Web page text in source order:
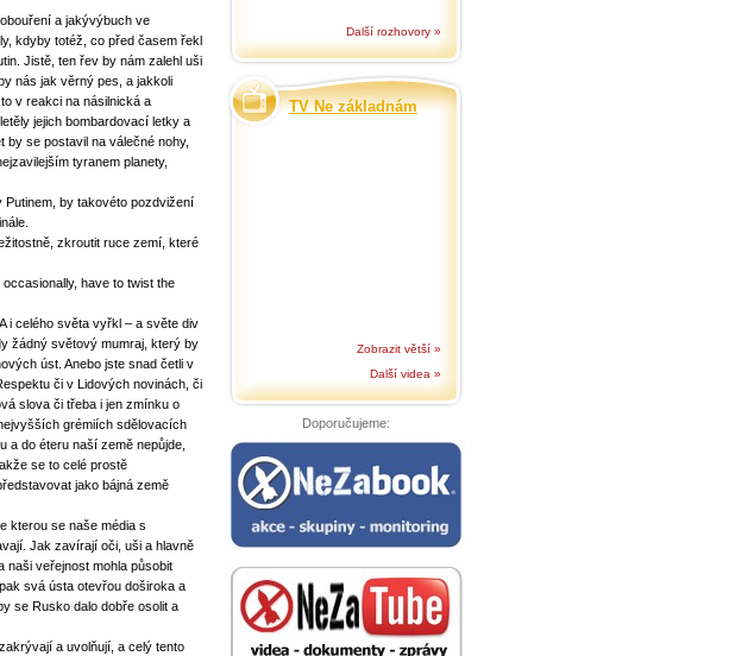
a jakývýbuch ve
kdyby totéž, co před časem řekl
Jistě, ten řev by nám zalehl uši
nás jak věrný pes, a jakkoli
v reakci na násilnická a
jejich bombardovací letky a
se postavil na válečné nohy,
tyranem planety,
by takovéto pozdvižení
zkroutit ruce zemí, které
have to twist the
i celého světa vyřkl – a světe div
žádný světový mumraj, který by
úst. Anebo jste snad četli v
či v Lidových novinách, či
slova či třeba i jen zmínku o
grémiích sdělovacích
a do éteru naší země nepůjde,
se to celé prostě
jako bájná země
kterou se naše média s
Jak zavírají oči, uši a hlavně
naši veřejnost mohla působit
svá ústa otevřou doširoka a
se Rusko dalo dobře osolit a
a uvolňují, a celý tento
Další rozhovory »
TV Ne základnám
Zobrazit větší »
Další videa »
Doporučujeme: